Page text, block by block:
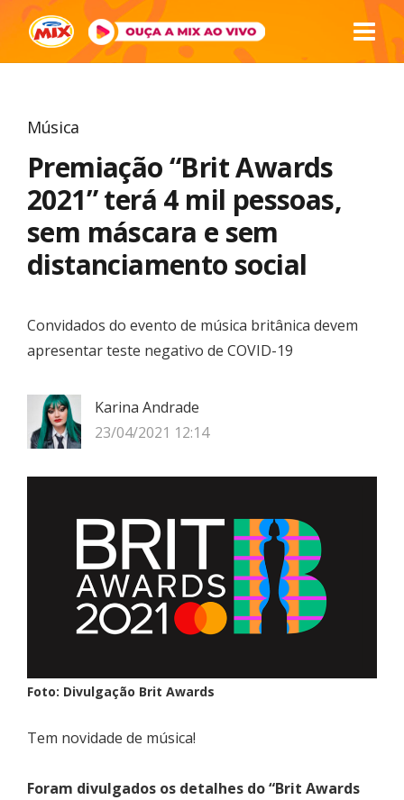
Música
Premiação “Brit Awards
2021” terá 4 mil pessoas,
sem máscara e sem
distanciamento social
Convidados do evento de música britânica devem
apresentar teste negativo de COVID-19
Karina Andrade
23/04/2021 12:14
Foto: Divulgação Brit Awards
Tem novidade de música!
Foram divulgados os detalhes do “Brit Awards